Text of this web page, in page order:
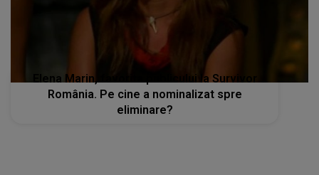
Elena Marin, favorita publicului la Survivor
România. Pe cine a nominalizat spre
eliminare?